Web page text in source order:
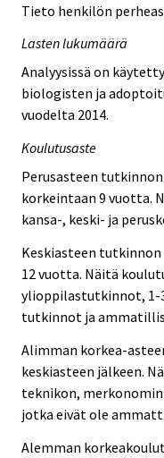
Tieto henkilön
Lasten lukumäärä
Analyysissä on
biologisten ja
vuodelta 2014.
Koulutusaste
Perusasteen
korkeintaan 9 vuotta.
kansa-, keski- ja
Keskiasteen
12 vuotta. Näitä
ylioppilastutkinnot,
tutkinnot ja
Alimman korkea-
keskiasteen jälkeen.
teknikon,
jotka eivät ole
Alemman